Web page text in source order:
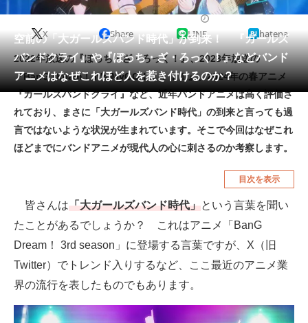
パソコン・タブレット ファッション
ペット 家電
工具・DIY 本・DVD・CD
生活家電 生活用品
空調・季節家電 美容・コスメ
腕時計 車・バイク
食器・グラス・カトラリー
注目記事を集めた総合ページ
ITの今と未来を見通す
スマホと通信の最新トレンド
空前の「大ガールズバンド時代」が到来！ 『ガールズ
バンドクライ』や『ぼっち・ざ・ろっく！』などバンド
アニメはなぜこれほど人を惹き付けるのか？
X Share LINE hatena
2022年放送の『ぼっち・ざ・ろっく！』、2023年放送の
『BanG Dream！ It's MyGO！！！！！』、2024年の春アニメ
『ガールズバンドクライ』など、近年バンドアニメは高く評価さ
れており、まさに「大ガールズバンド時代」の到来と言っても過
言ではないような状況が生まれています。そこで今回はなぜこれ
ほどまでにバンドアニメが現代人の心に刺さるのか考察します。
目次を表示
皆さんは「大ガールズバンド時代」という言葉を聞い
たことがあるでしょうか？ これはアニメ「BanG
Dream！ 3rd season」に登場する言葉ですが、X（旧
Twitter）でトレンド入りするなど、ここ最近のアニメ業
界の流行を表したものでもあります。